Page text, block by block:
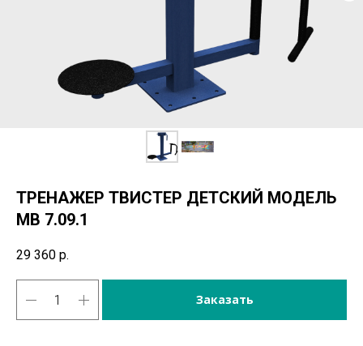
ТРЕНАЖЕР ТВИСТЕР ДЕТСКИЙ МОДЕЛЬ
МВ 7.09.1
29 360 р.
Заказать